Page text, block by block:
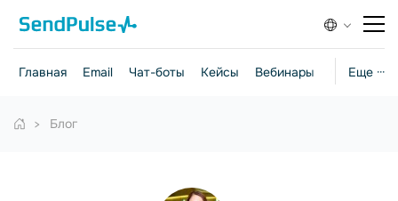
Еще ···
Главная Email Чат-боты Кейсы Вебинары Стратегии
Блог